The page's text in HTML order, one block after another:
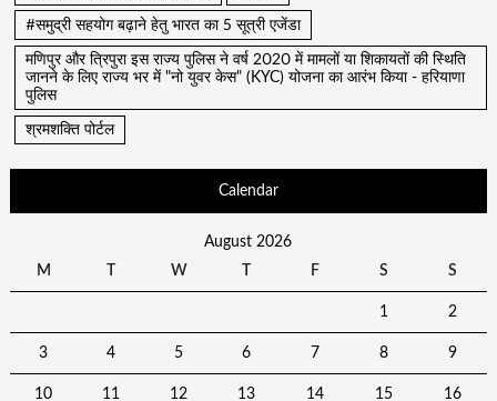
#समुद्री सहयोग बढ़ाने हेतु भारत का 5 सूत्री एजेंडा
मणिपुर और त्रिपुरा इस राज्य पुलिस ने वर्ष 2020 में मामलों या शिकायतों की स्थिति
जानने के लिए राज्य भर में "नो युवर केस" (KYC) योजना का आरंभ किया - हरियाणा
पुलिस
श्रमशक्ति पोर्टल
Calendar
August 2026
M
T W T F S S
1 2
3 4 5 6 7 8 9
10 11 12 13 14 15 16